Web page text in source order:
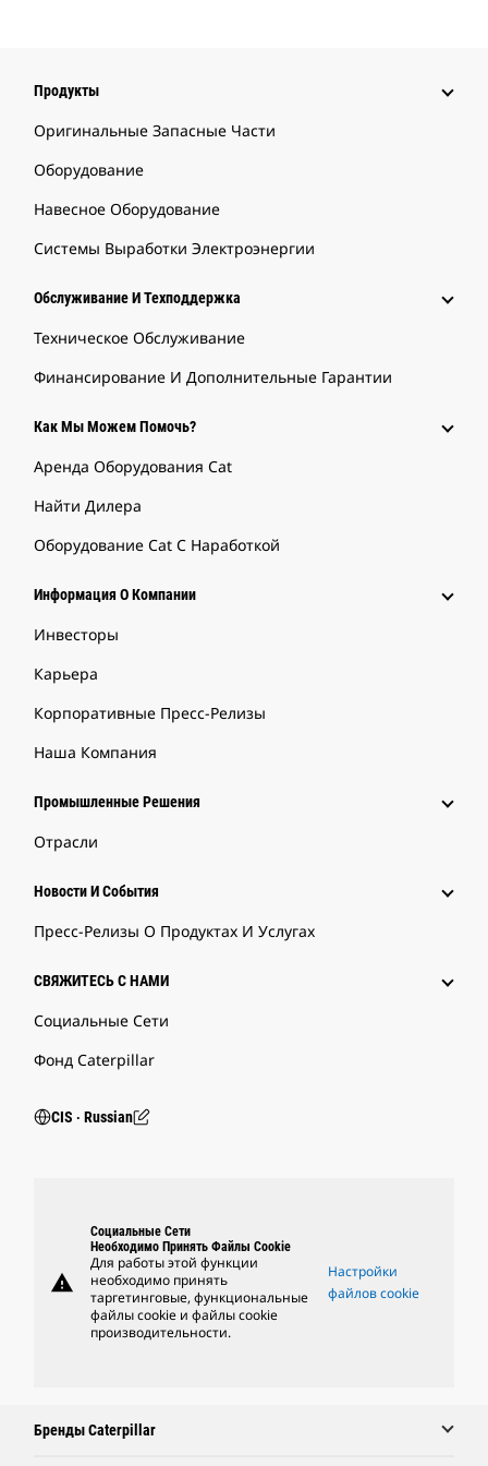
Продукты
Оригинальные Запасные Части
Оборудование
Навесное Оборудование
Системы Выработки Электроэнергии
Обслуживание И Техподдержка
Техническое Обслуживание
Финансирование И Дополнительные Гарантии
Как Мы Можем Помочь?
Аренда Оборудования Cat
Найти Дилера
Оборудование Cat С Наработкой
Информация О Компании
Инвесторы
Карьера
Корпоративные Пресс-Релизы
Наша Компания
Промышленные Решения
Отрасли
Новости И События
Пресс-Релизы О Продуктах И Услугах
СВЯЖИТЕСЬ С НАМИ
Социальные Сети
Фонд Caterpillar
CIS ‧ Russian
warning
Социальные Сети
Необходимо Принять Файлы Cookie
Для работы этой функции
необходимо принять
таргетинговые, функциональные
файлы cookie и файлы cookie
производительности.
Настройки
файлов cookie
Бренды Caterpillar